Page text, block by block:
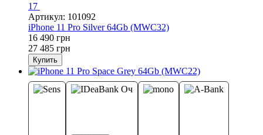
17
Артикул: 101092
iPhone 11 Pro Silver 64Gb (MWC32)
16 490 грн
27 485 грн
Купить